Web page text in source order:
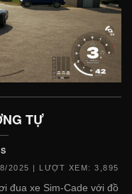
TỰ
2025 | LƯỢT XEM: 3,895
đua xe Sim-Cade với đồ